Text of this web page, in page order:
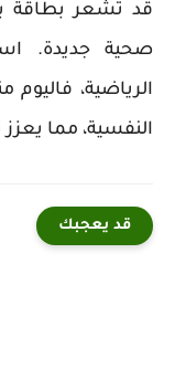
قد تشعر بطاقة
صحية جديدة.
الرياضية،
النفسية، مما يعزز
قد يعجبك